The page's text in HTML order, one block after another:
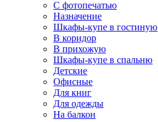
С фотопечатью
Назначение
Шкафы-купе в гостиную
В коридор
В прихожую
Шкафы-купе в спальню
Детские
Офисные
Для книг
Для одежды
На балкон